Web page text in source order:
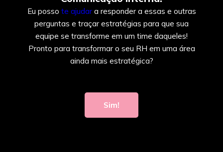
Eu posso te ajudara responder a essas e outras
perguntas e traçar estratégias para que sua
equipe se transforme em um time daqueles!
Pronto para transformar o seu RH em uma área
ainda mais estratégica?
Sim!